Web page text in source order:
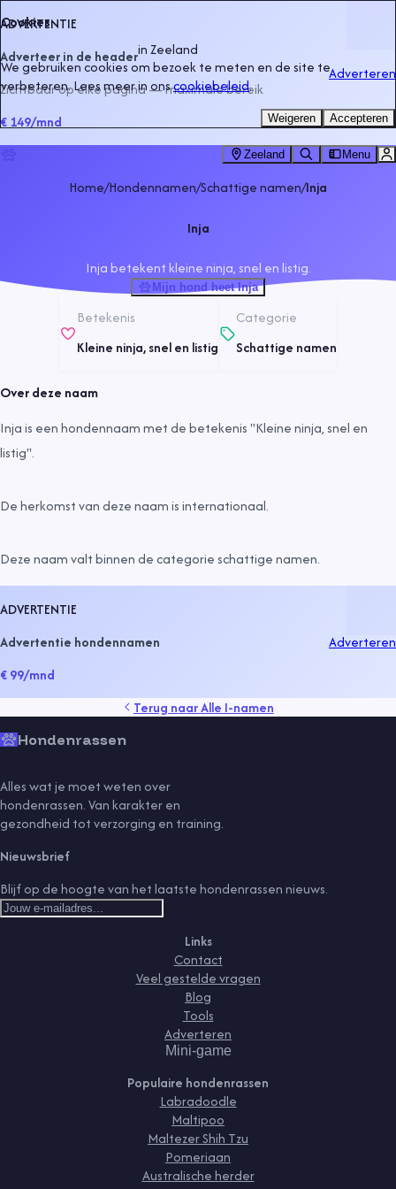
ADVERTENTIE
Adverteer in de headerinZeeland
Zichtbaar op elke pagina — maximale bereik
€ 149/mnd
Adverteren
Zeeland Menu
Home/Hondennamen/Schattige namen/Inja
Inja
Inja betekent kleine ninja, snel en listig.
Mijn hond heet Inja
Betekenis
Kleine ninja, snel en listig
Categorie
Schattige namen
Over deze naam
Inja is een hondennaam met de betekenis "Kleine ninja, snel en
listig".
De herkomst van deze naam isinternationaal.
Deze naam valt binnen de categorieschattige namen.
ADVERTENTIE
Advertentie hondennamen
€ 99/mnd
Adverteren
Terug naarAlle I-namen
Hondenrassen
Alles wat je moet weten over
hondenrassen. Van karakter en
gezondheid tot verzorging en training.
Nieuwsbrief
Blijf op de hoogte van het laatste hondenrassen nieuws.
Links
Contact
Veel gestelde vragen
Blog
Tools
Adverteren
Mini-game
Populaire hondenrassen
Labradoodle
Maltipoo
Maltezer Shih Tzu
Pomeriaan
Australische herder
Cookies
We gebruiken cookies om bezoek te meten en de site te
verbeteren. Lees meer in onscookiebeleid.
Weigeren Accepteren